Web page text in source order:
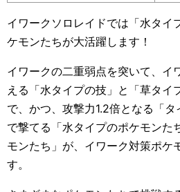
イワークソロレイドでは「水タイ
ケモンたちが大活躍します！
イワークの二重弱点を突いて、イ
える「水タイプの技」と「草タイ
で、かつ、攻撃力1.2倍となる「
で撃てる「水タイプのポケモンた
モンたち」が、イワーク対策ポケ
す。